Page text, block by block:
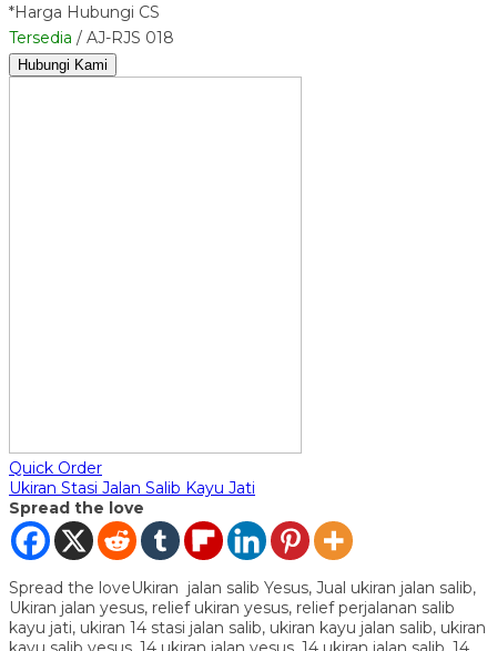
*Harga Hubungi CS
Tersedia / AJ-RJS 018
Hubungi Kami
Quick Order
Ukiran Stasi Jalan Salib Kayu Jati
Spread the love
Spread the loveUkiran jalan salib Yesus, Jual ukiran jalan salib,
Ukiran jalan yesus, relief ukiran yesus, relief perjalanan salib
kayu jati, ukiran 14 stasi jalan salib, ukiran kayu jalan salib, ukiran